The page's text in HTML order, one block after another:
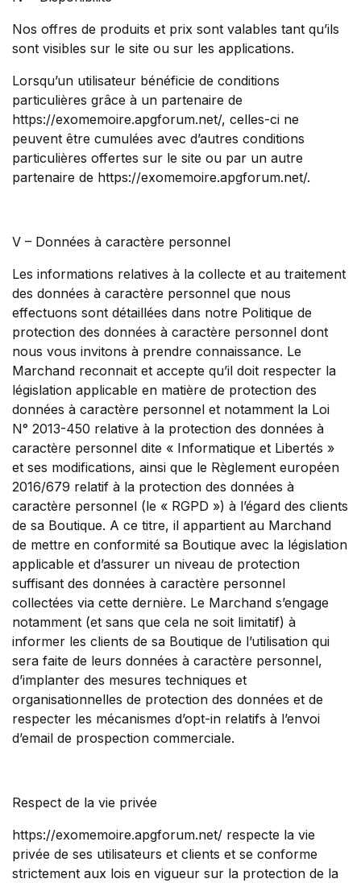
Nos offres de produits et prix sont valables tant qu’ils
sont visibles sur le site ou sur les applications.
Lorsqu’un utilisateur bénéficie de conditions
particulières grâce à un partenaire de
https://exomemoire.apgforum.net/, celles-ci ne
peuvent être cumulées avec d’autres conditions
particulières offertes sur le site ou par un autre
partenaire de https://exomemoire.apgforum.net/.
V – Données à caractère personnel
Les informations relatives à la collecte et au traitement
des données à caractère personnel que nous
effectuons sont détaillées dans notre Politique de
protection des données à caractère personnel dont
nous vous invitons à prendre connaissance. Le
Marchand reconnait et accepte qu’il doit respecter la
législation applicable en matière de protection des
données à caractère personnel et notamment la Loi
N° 2013-450 relative à la protection des données à
caractère personnel dite « Informatique et Libertés »
et ses modifications, ainsi que le Règlement européen
2016/679 relatif à la protection des données à
caractère personnel (le « RGPD ») à l’égard des clients
de sa Boutique. A ce titre, il appartient au Marchand
de mettre en conformité sa Boutique avec la législation
applicable et d’assurer un niveau de protection
suffisant des données à caractère personnel
collectées via cette dernière. Le Marchand s’engage
notamment (et sans que cela ne soit limitatif) à
informer les clients de sa Boutique de l’utilisation qui
sera faite de leurs données à caractère personnel,
d’implanter des mesures techniques et
organisationnelles de protection des données et de
respecter les mécanismes d’opt-in relatifs à l’envoi
d’email de prospection commerciale.
Respect de la vie privée
https://exomemoire.apgforum.net/ respecte la vie
privée de ses utilisateurs et clients et se conforme
strictement aux lois en vigueur sur la protection de la